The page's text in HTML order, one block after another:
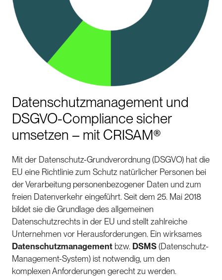
Datenschutzmanagement und
DSGVO-Compliance sicher
umsetzen – mit CRISAM®
Mit der Datenschutz-Grundverordnung (DSGVO) hat die
EU eine Richtlinie zum Schutz natürlicher Personen bei
der Verarbeitung personenbezogener Daten und zum
freien Datenverkehr eingeführt. Seit dem 25. Mai 2018
bildet sie die Grundlage des allgemeinen
Datenschutzrechts in der EU und stellt zahlreiche
Unternehmen vor Herausforderungen. Ein wirksames
Datenschutzmanagement bzw. DSMS (Datenschutz-
Management-System) ist notwendig, um den
komplexen Anforderungen gerecht zu werden.